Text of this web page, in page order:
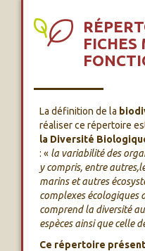
FICHES
La définition de la
réaliser ce répertoire
la Diversité
: «la variabilité des
y compris, entre
marins et autres
complexes écologiques
comprend la diversité
espèces ainsi que celle
Ce répertoire